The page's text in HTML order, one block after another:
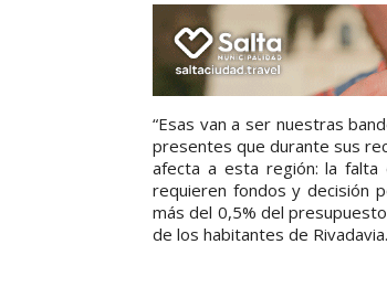
“Esas van a ser nuestras
presentes que durante sus
afecta a esta región: la falta
requieren fondos y decisión
más del 0,5% del
de los habitantes de Rivadavia.